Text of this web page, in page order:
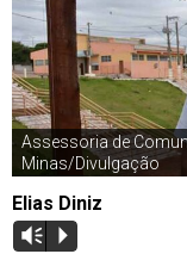
Assessoria de
Minas/Divulgação
Elias Diniz
Vm P